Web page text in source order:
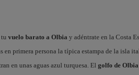
vuelo barato a Olbia y adéntrate en la Costa
en primera persona la típica estampa de la isla
en unas aguas azul turquesa. El golfo de Olbia